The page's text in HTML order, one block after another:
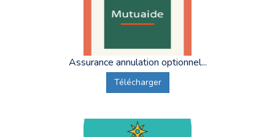
Assurance annulation optionnel...
Télécharger